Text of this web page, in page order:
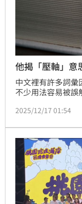
他揭「壓軸」
中文裡有許多詞彙
不少用法容易被
後，讓許多人驚訝
後一個才稱作「大
2025/12/17 01:54